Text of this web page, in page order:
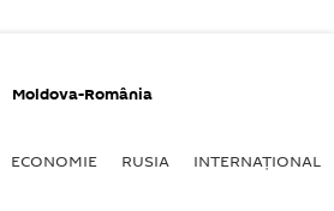
Moldova-România
ECONOMIE RUSIA INTERNAŢIONAL